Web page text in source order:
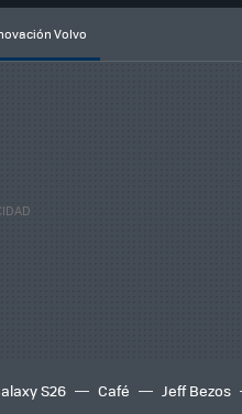
Volvo
S26 Café Jeff Bezos